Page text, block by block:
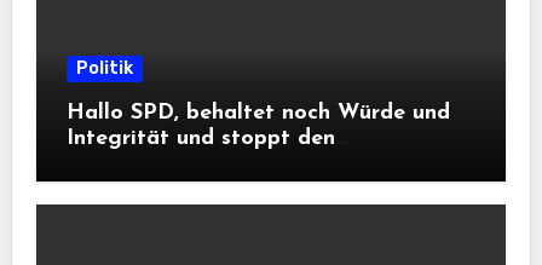
Politik
Hallo SPD, behaltet noch Würde und
Integrität und stoppt den
Informationsfreiheit!